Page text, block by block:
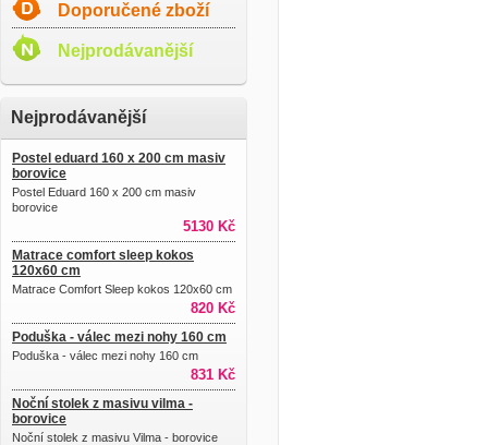
Doporučené zboží
Nejprodávanější
Nejprodávanější
Postel eduard 160 x 200 cm masiv
borovice
Postel Eduard 160 x 200 cm masiv
borovice
5130 Kč
Matrace comfort sleep kokos
120x60 cm
Matrace Comfort Sleep kokos 120x60 cm
820 Kč
Poduška - válec mezi nohy 160 cm
Poduška - válec mezi nohy 160 cm
831 Kč
Noční stolek z masivu vilma -
borovice
Noční stolek z masivu Vilma - borovice